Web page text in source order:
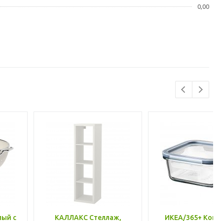
0,00
с
КАЛЛАКС Стеллаж,
ИКЕА/365+